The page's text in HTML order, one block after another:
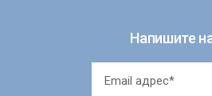
Напишите